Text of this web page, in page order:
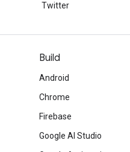
Twitter
Build
Android
Chrome
Firebase
Google AI Studio